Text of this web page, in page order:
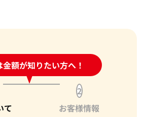
金額が知りたい方へ！
中!問い合わせフォーム
て
2
お客様情報